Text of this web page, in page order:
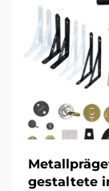
gestaltete